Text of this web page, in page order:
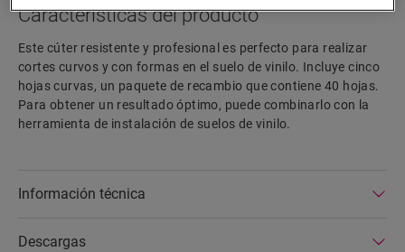
Características del producto
Este cúter resistente y profesional es perfecto para realizar
cortes curvos y con formas en el suelo de vinilo. Incluye cinco
hojas curvas, un paquete de recambio que contiene 40 hojas.
Para obtener un resultado óptimo, puede combinarlo con la
herramienta de instalación de suelos de vinilo.
Información técnica
Descargas